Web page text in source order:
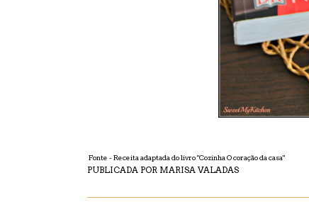
Fonte - Receita adaptada do livro "Cozinha O coração da casa"
PUBLICADA POR MARISA VALADAS